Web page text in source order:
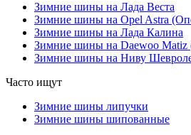
Зимние шины на Лада Веста
Зимние шины на Opel Astra
Зимние шины на Лада Калина
Зимние шины на Daewoo Matiz
Зимние шины на Ниву
Часто ищут
Зимние шины липучки
Зимние шины шипованные